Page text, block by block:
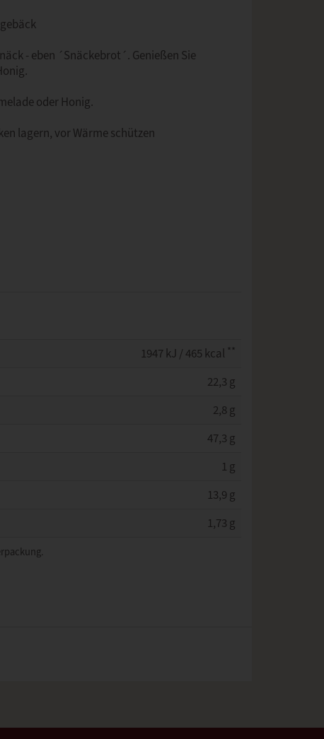
- eben ´Snäckebrot´. Genießen Sie
oder Honig.
lagern, vor Wärme schützen
1947 kJ / 465 kcal **
22,3 g
2,8 g
47,3 g
1 g
13,9 g
1,73 g